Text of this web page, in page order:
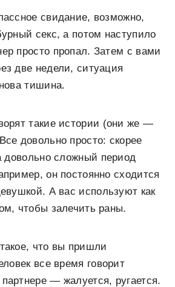
свидание, возможно,
секс, а потом наступило
просто пропал. Затем с вами
две недели, ситуация
тишина.
такие истории (они же —
довольно просто: скорее
довольно сложный период
он постоянно сходится
А вас используют как
чтобы залечить раны.
что вы пришли
все время говорит
— жалуется, ругается.